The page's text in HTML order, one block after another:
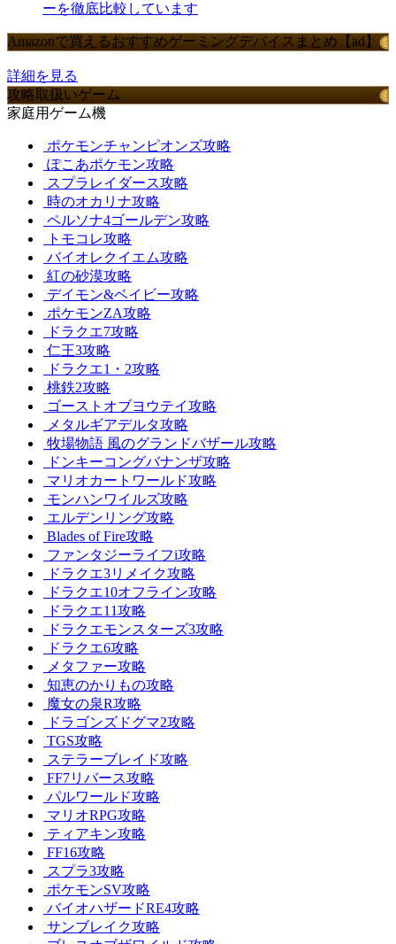
ーを徹底比較しています
Amazonで買えるおすすめゲーミングデバイスまとめ【ad】
詳細を見る
攻略取扱いゲーム
家庭用ゲーム機
ポケモンチャンピオンズ攻略
ぽこあポケモン攻略
スプラレイダース攻略
時のオカリナ攻略
ペルソナ4ゴールデン攻略
トモコレ攻略
バイオレクイエム攻略
紅の砂漠攻略
デイモン&ベイビー攻略
ポケモンZA攻略
ドラクエ7攻略
仁王3攻略
ドラクエ1・2攻略
桃鉄2攻略
ゴーストオブヨウテイ攻略
メタルギアデルタ攻略
牧場物語 風のグランドバザール攻略
ドンキーコングバナンザ攻略
マリオカートワールド攻略
モンハンワイルズ攻略
エルデンリング攻略
Blades of Fire攻略
ファンタジーライフi攻略
ドラクエ3リメイク攻略
ドラクエ10オフライン攻略
ドラクエ11攻略
ドラクエモンスターズ3攻略
ドラクエ6攻略
メタファー攻略
知恵のかりもの攻略
魔女の泉R攻略
ドラゴンズドグマ2攻略
TGS攻略
ステラーブレイド攻略
FF7リバース攻略
パルワールド攻略
マリオRPG攻略
ティアキン攻略
FF16攻略
スプラ3攻略
ポケモンSV攻略
バイオハザードRE4攻略
サンブレイク攻略